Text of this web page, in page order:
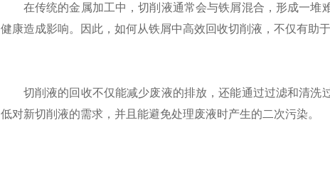
在传统的金属加工中，切削液通常会与铁屑混合，形成一堆
健康造成影响。因此，如何从铁屑中高效回收切削液，不仅有助
切削液的回收不仅能减少废液的排放，还能通过过滤和清洗
低对新切削液的需求，并且能避免处理废液时产生的二次污染。